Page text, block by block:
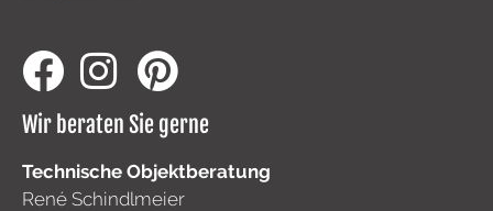
Wir beraten Sie gerne
Technische Objektberatung
René Schindlmeier